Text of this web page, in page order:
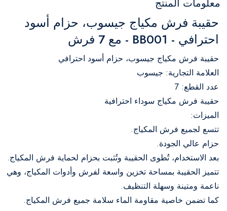
معلومات المنتج
حقيبة فرش مكياج جيسوب، حزام أسود
احترافي - BB001 - مع 7 فرش
حقيبة فرش مكياج جيسوب، حزام أسود احترافي
العلامة التجارية: جيسوب
عدد القطع: 7
حقيبة فرش مكياج سوداء احترافية
الميزات:
تتسع لجميع فرش المكياج.
حزام عالي الجودة.
بعد الاستخدام، تُطوى الحقيبة وتُثبت بحزام لحماية فرش المكياج.
تتميز الحقيبة بمساحة تخزين واسعة لفرش وأدوات المكياج، وهي
ناعمة ومتينة وسهلة التنظيف.
كما تضمن خاصية مقاومة الماء سلامة جميع فرش المكياج.